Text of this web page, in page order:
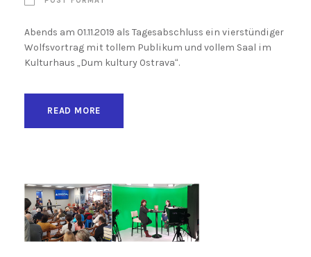
Abends am 01.11.2019 als Tagesabschluss ein vierstündiger
Wolfsvortrag mit tollem Publikum und vollem Saal im
Kulturhaus „Dum kultury Ostrava“.
READ MORE